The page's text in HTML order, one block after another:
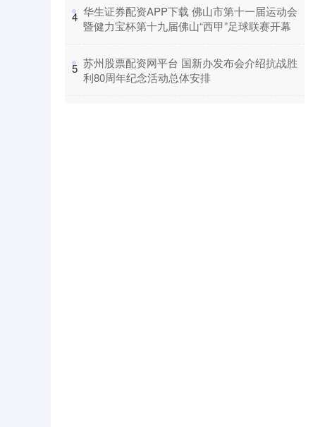
4 ​华生证券配资APP下载 佛山市第十一届运动会
暨健力宝杯第十九届佛山“西甲”足球联赛开幕
5 ​苏州股票配资网平台 国新办发布会介绍抗战胜
利80周年纪念活动总体安排